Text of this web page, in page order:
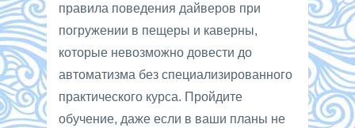
правила поведения дайверов при
погружении в пещеры и каверны,
которые невозможно довести до
автоматизма без специализированного
практического курса. Пройдите
обучение, даже если в ваши планы не